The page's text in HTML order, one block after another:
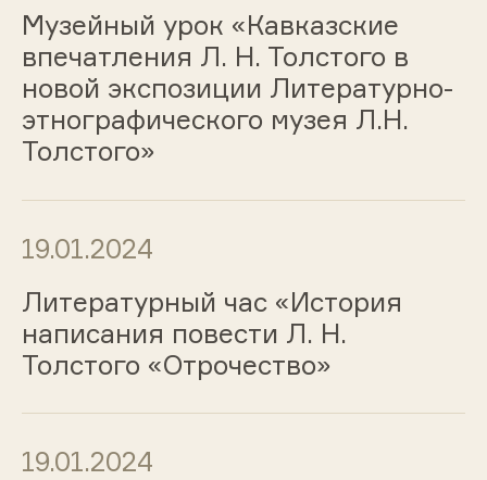
Музейный урок «Кавказские
впечатления Л. Н. Толстого в
новой экспозиции Литературно-
этнографического музея Л.Н.
Толстого»
19.01.2024
Литературный час «История
написания повести Л. Н.
Толстого «Отрочество»
19.01.2024